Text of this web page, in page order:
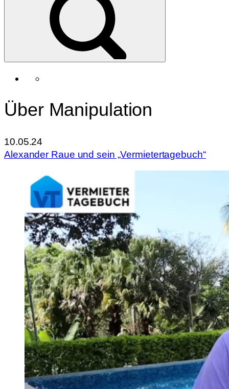
Über Manipulation
10.05.24
Alexander Raue und sein „Vermietertagebuch“